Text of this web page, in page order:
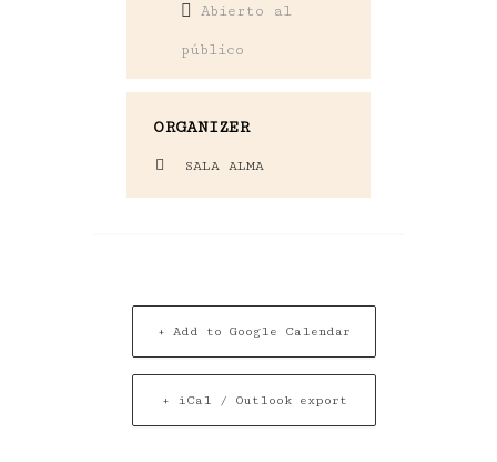
Abierto al
público
ORGANIZER
SALA ALMA
+ Add to Google Calendar
+ iCal / Outlook export